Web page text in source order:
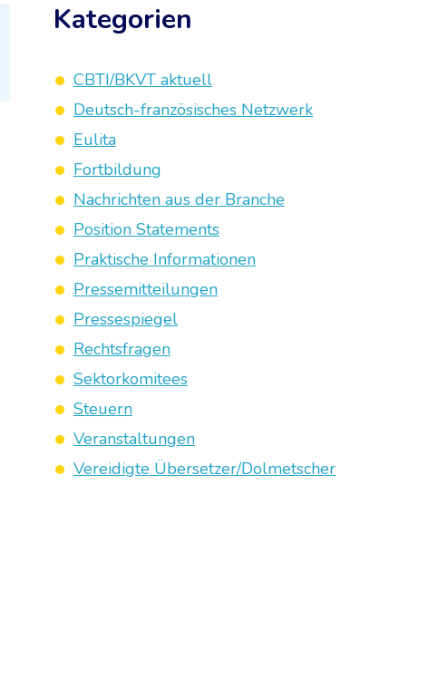
Kategorien
CBTI/BKVT aktuell
Deutsch-französisches Netzwerk
Eulita
Fortbildung
Nachrichten aus der Branche
Position Statements
Praktische Informationen
Pressemitteilungen
Pressespiegel
Rechtsfragen
Sektorkomitees
Steuern
Veranstaltungen
Vereidigte Übersetzer/Dolmetscher